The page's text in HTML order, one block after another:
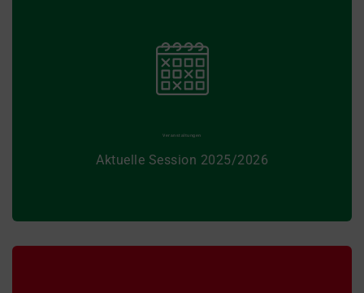
Veranstaltungen
Aktuelle Session 2025/2026
Informationen zur Session 2022/23 und weitere
Informationen zu Spenden.